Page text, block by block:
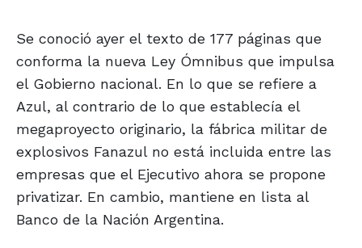
Se conoció ayer el texto de 177 páginas que
conforma la nueva Ley Ómnibus que impulsa
el Gobierno nacional. En lo que se refiere a
Azul, al contrario de lo que establecía el
megaproyecto originario, la fábrica militar de
explosivos Fanazul no está incluida entre las
empresas que el Ejecutivo ahora se propone
privatizar. En cambio, mantiene en lista al
Banco de la Nación Argentina.